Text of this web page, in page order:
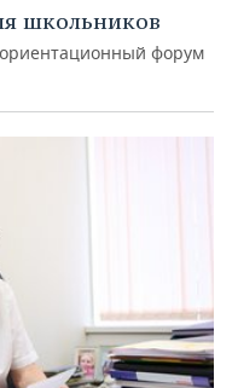
школьников
форум